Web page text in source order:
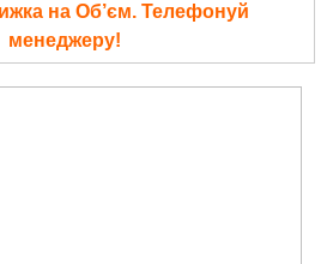
на Об’єм. Телефонуй
менеджеру!